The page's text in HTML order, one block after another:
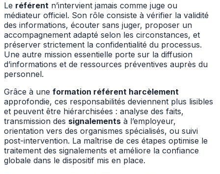
Le référent n’intervient jamais comme juge ou
médiateur officiel. Son rôle consiste à vérifier la validité
des informations, écouter sans juger, proposer un
accompagnement adapté selon les circonstances, et
préserver strictement la confidentialité du processus.
Une autre mission essentielle porte sur la diffusion
d’informations et de ressources préventives auprès du
personnel.
Grâce à une formation référent harcèlement
approfondie, ces responsabilités deviennent plus lisibles
et peuvent être hiérarchisées : analyse des faits,
transmission des signalements à l’employeur,
orientation vers des organismes spécialisés, ou suivi
post-intervention. La maîtrise de ces étapes optimise le
traitement des signalements et améliore la confiance
globale dans le dispositif mis en place.